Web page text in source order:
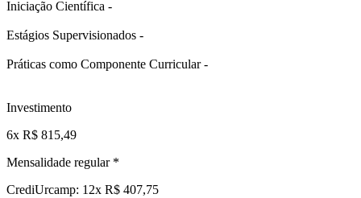
Iniciação Científica -
Estágios Supervisionados -
Práticas como Componente Curricular -
Investimento
6x R$ 815,49
Mensalidade regular *
CrediUrcamp: 12x R$ 407,75